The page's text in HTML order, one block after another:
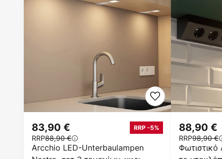
Arcchio LED-Unterbaulampen
83,90 € RRP -5%
RRP88,90 €
88,90 €
RRP98,90 €